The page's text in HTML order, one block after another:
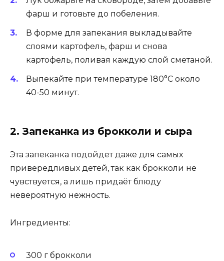
фарш и готовьте до побеления.
В форме для запекания выкладывайте
слоями картофель, фарш и снова
картофель, поливая каждую слой сметаной.
Выпекайте при температуре 180°C около
40-50 минут.
2. Запеканка из брокколи и сыра
Эта запеканка подойдет даже для самых
привередливых детей, так как брокколи не
чувствуется, а лишь придаёт блюду
невероятную нежность.
Ингредиенты:
300 г брокколи